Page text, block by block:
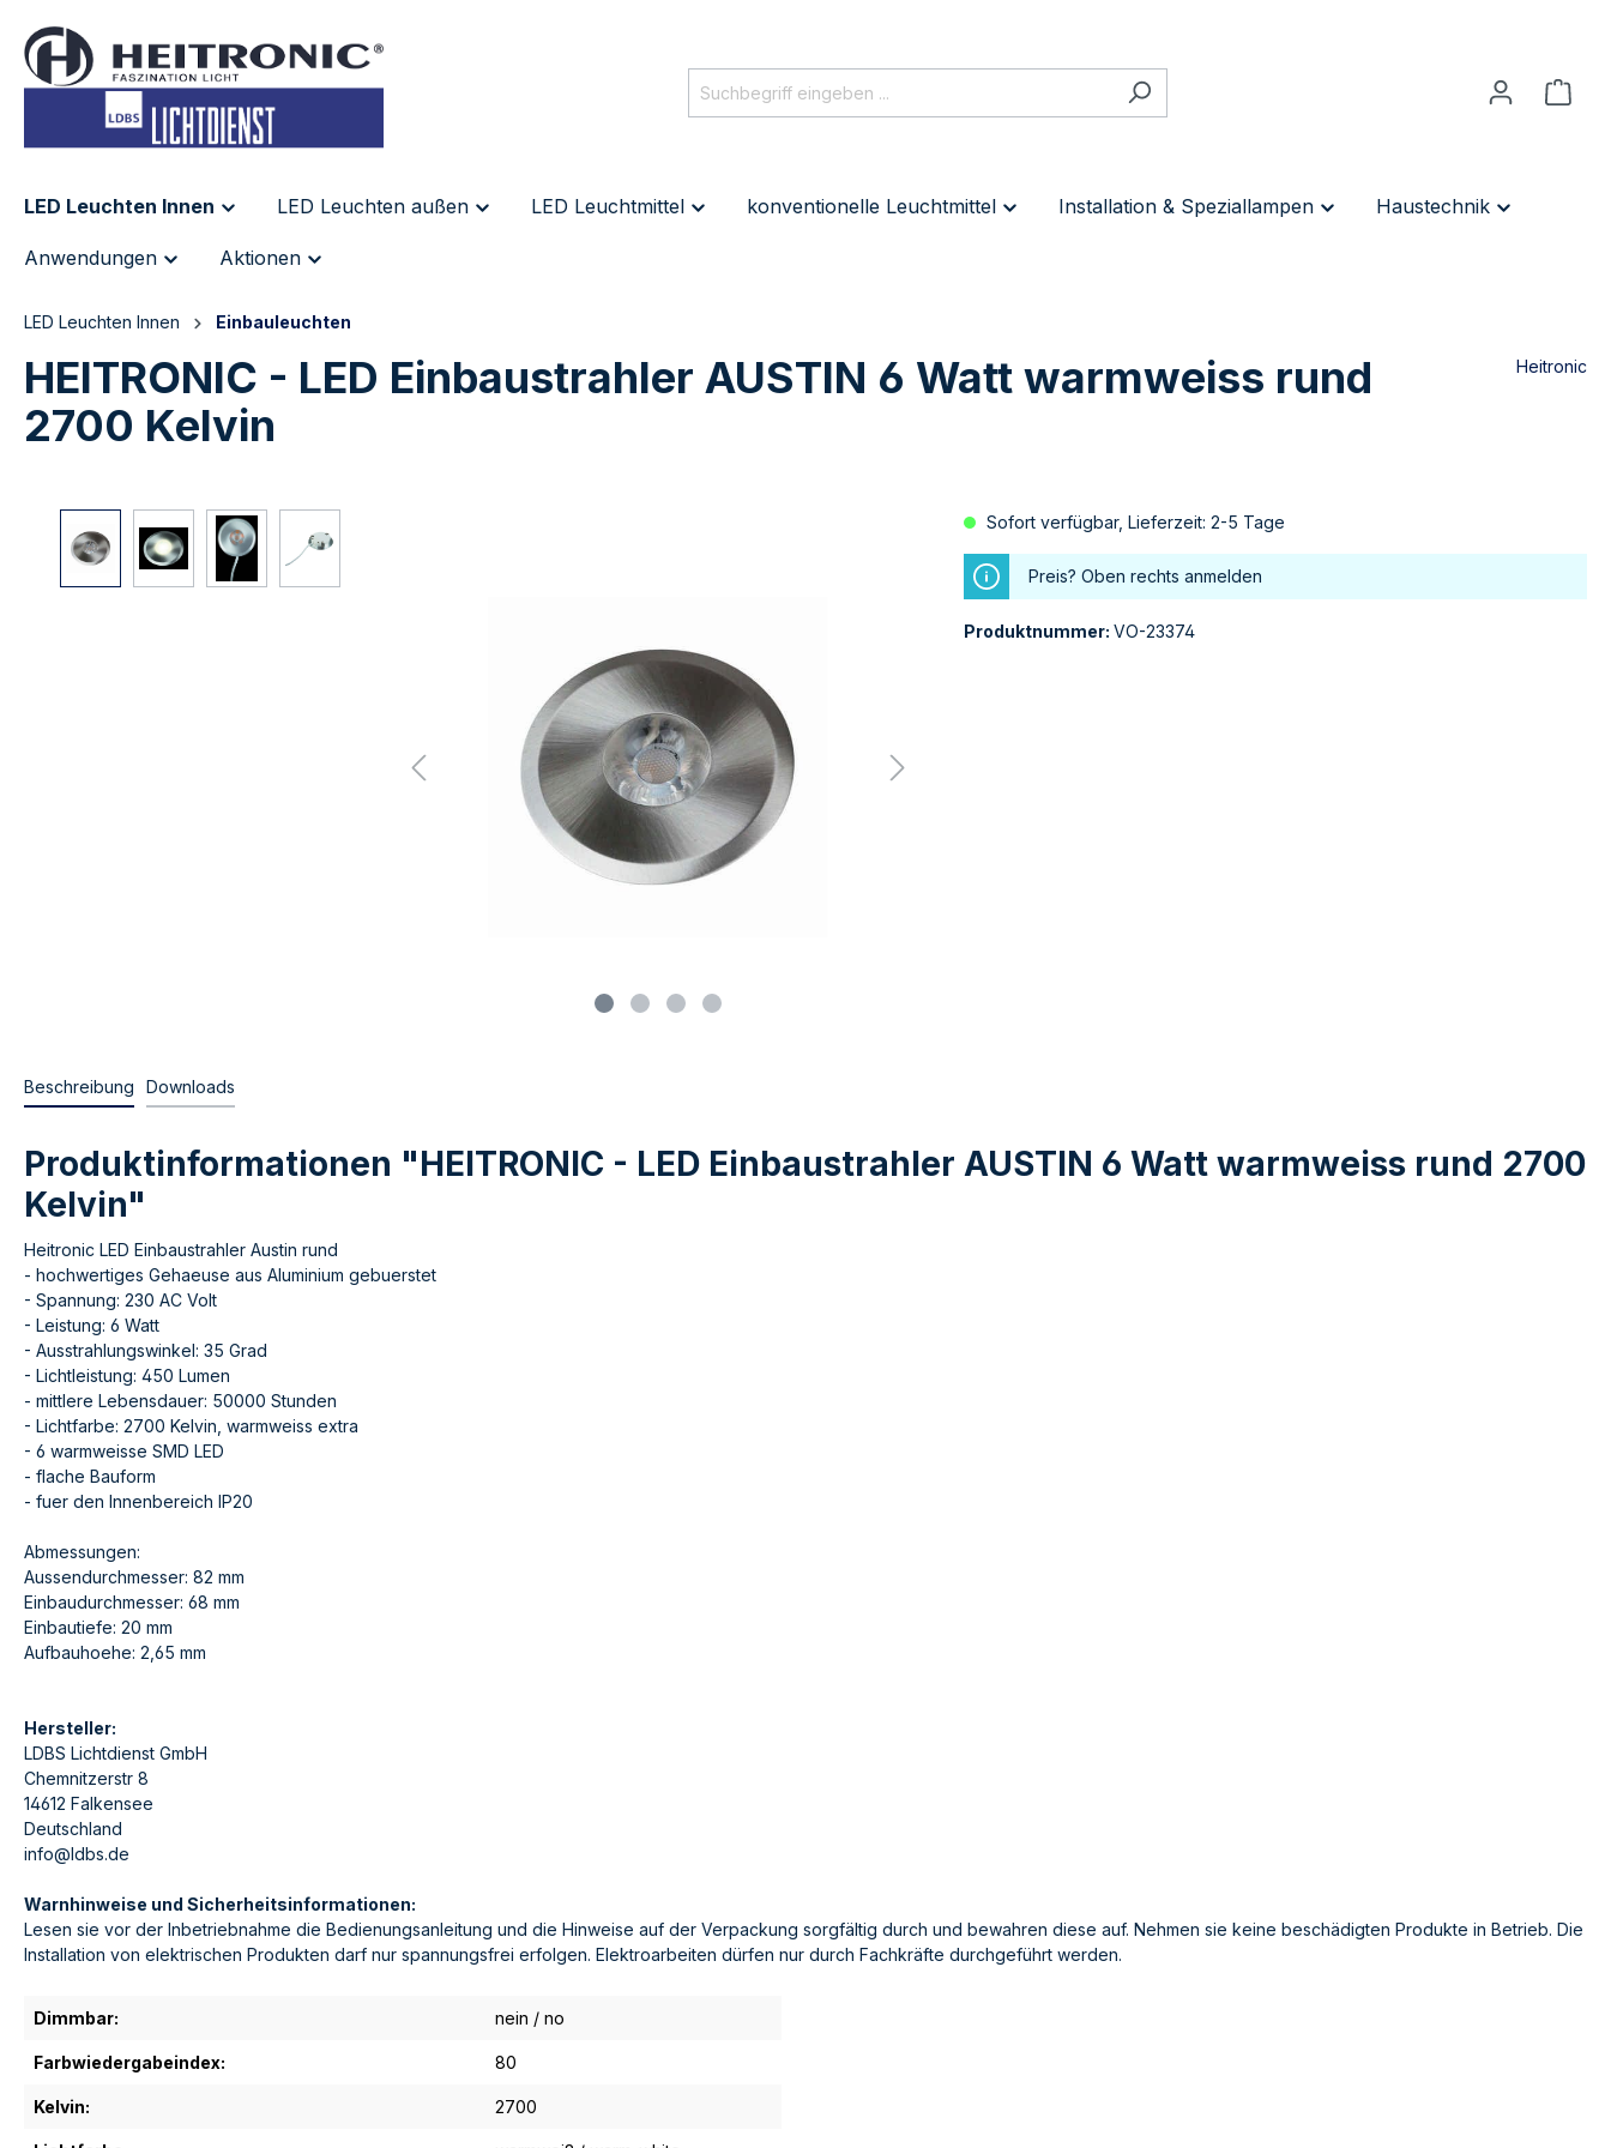
springen
LED Leuchten Innen LED Leuchten außen LED Leuchtmittel konventionelle Leuchtmittel Installation & Speziallampen Haustechnik
Anwendungen Aktionen
LED Leuchten Innen Einbauleuchten
HEITRONIC - LED Einbaustrahler AUSTIN 6 Watt warmweiss rund
2700 Kelvin
Heitronic
Sofort verfügbar, Lieferzeit: 2-5 Tage
Preis? Oben rechts anmelden
Produktnummer: VO-23374
Beschreibung Downloads
Produktinformationen "HEITRONIC - LED Einbaustrahler AUSTIN 6 Watt warmweiss rund 2700
Kelvin"
Heitronic LED Einbaustrahler Austin rund
- hochwertiges Gehaeuse aus Aluminium gebuerstet
- Spannung: 230 AC Volt
- Leistung: 6 Watt
- Ausstrahlungswinkel: 35 Grad
- Lichtleistung: 450 Lumen
- mittlere Lebensdauer: 50000 Stunden
- Lichtfarbe: 2700 Kelvin, warmweiss extra
- 6 warmweisse SMD LED
- flache Bauform
- fuer den Innenbereich IP20
Abmessungen:
Aussendurchmesser: 82 mm
Einbaudurchmesser: 68 mm
Einbautiefe: 20 mm
Aufbauhoehe: 2,65 mm
Hersteller:
LDBS Lichtdienst GmbH
Chemnitzerstr 8
14612 Falkensee
Deutschland
info@ldbs.de
Warnhinweise und Sicherheitsinformationen:
Lesen sie vor der Inbetriebnahme die Bedienungsanleitung und die Hinweise auf der Verpackung sorgfältig durch und bewahren diese auf. Nehmen sie keine beschädigten Produkte in Betrieb. Die
Installation von elektrischen Produkten darf nur spannungsfrei erfolgen. Elektroarbeiten dürfen nur durch Fachkräfte durchgeführt werden.
Dimmbar: nein / no
Farbwiedergabeindex: 80
Kelvin: 2700